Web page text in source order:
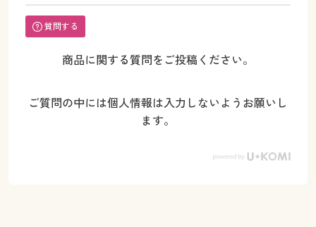
質問する
商品に関する質問をご投稿ください。
ご質問の中には個人情報は入力しないようお願いし
ます。